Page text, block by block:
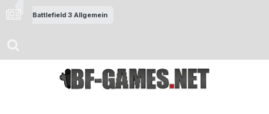
Battlefield 3 Allgemein